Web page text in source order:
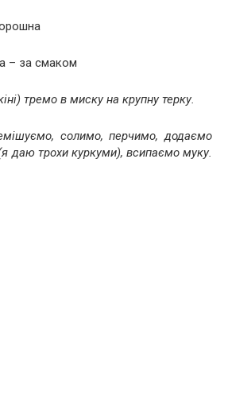
– за смаком
тремо в миску на крупну терку.
солимо, перчимо, додаємо
даю трохи куркуми), всипаємо муку.